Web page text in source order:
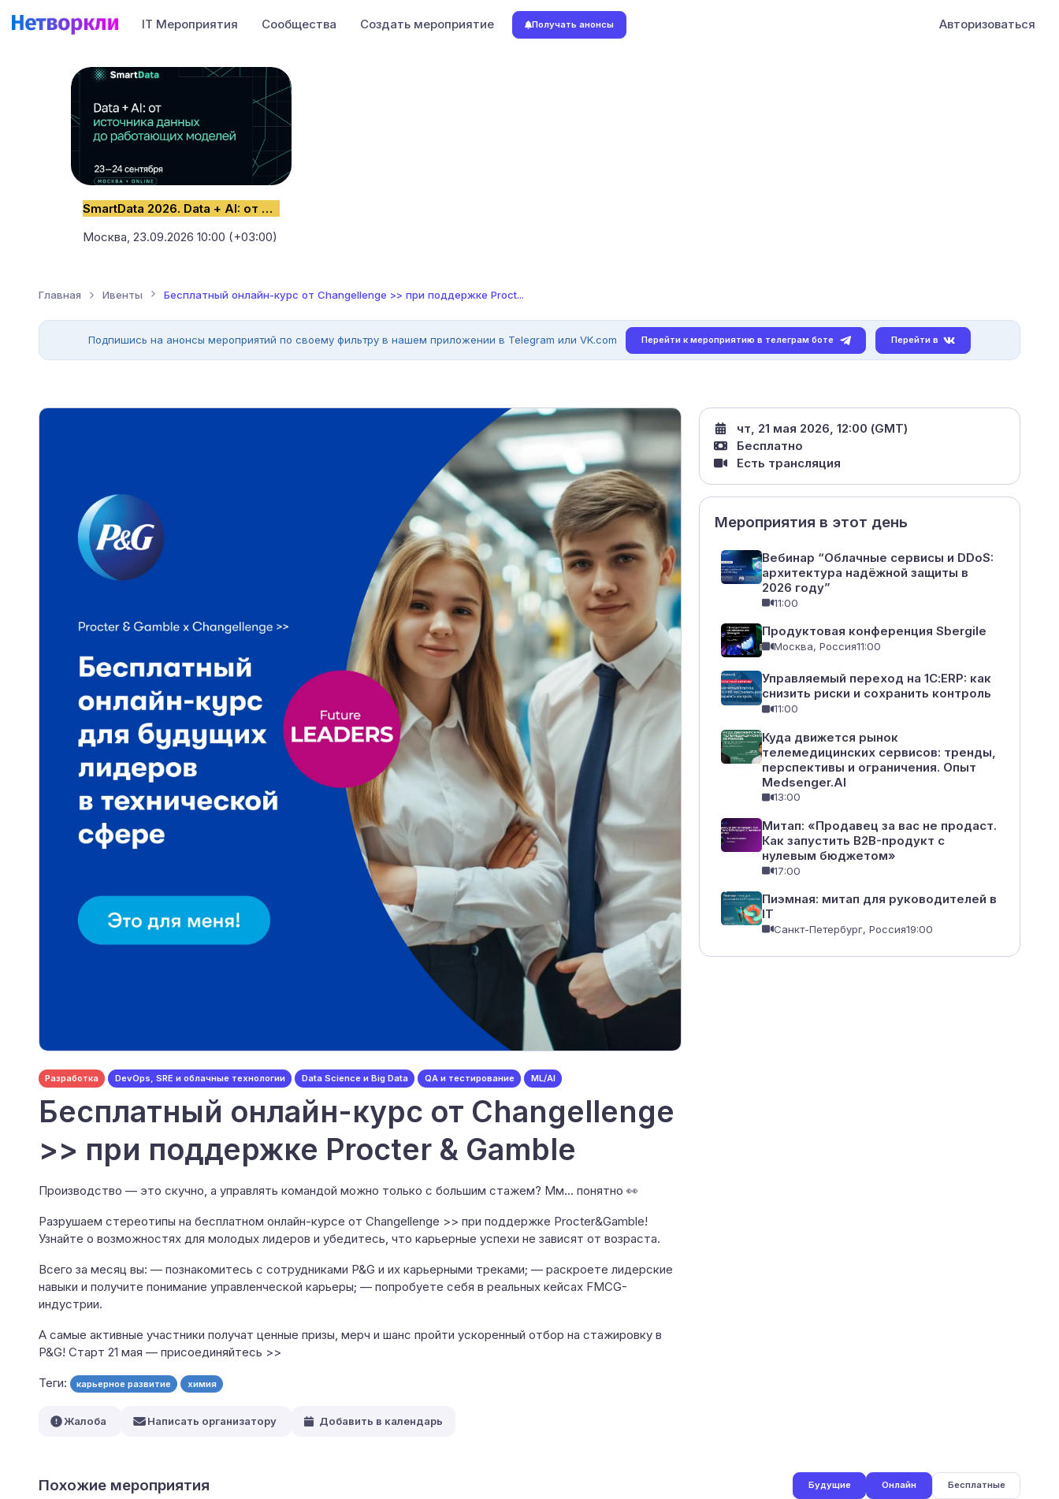
IT Мероприятия Сообщества Создать мероприятие Получать анонсы Авторизоваться
SmartData 2026. Data + AI: от источника данных до работающих моделей
Москва, 23.09.2026 10:00 (+03:00)
Главная Ивенты Бесплатный онлайн-курс от Changellenge >> при поддержке Proct...
Подпишись на анонсы мероприятий по своему фильтру в нашем приложении в Telegram или VK.com Перейти к мероприятию в телеграм боте Перейти в
Разработка DevOps, SRE и облачные технологии Data Science и Big Data QA и тестирование ML/AI
Бесплатный онлайн-курс от Changellenge
>> при поддержке Procter & Gamble
Производство — это скучно, а управлять командой можно только с большим стажем? Мм… понятно 👀
Разрушаем стереотипы на бесплатном онлайн-курсе от Changellenge >> при поддержке Procter&Gamble!
Узнайте о возможностях для молодых лидеров и убедитесь, что карьерные успехи не зависят от возраста.
Всего за месяц вы: — познакомитесь с сотрудниками P&G и их карьерными треками; — раскроете лидерские
навыки и получите понимание управленческой карьеры; — попробуете себя в реальных кейсах FMCG-
индустрии.
А самые активные участники получат ценные призы, мерч и шанс пройти ускоренный отбор на стажировку в
P&G! Старт 21 мая — присоединяйтесь >>
Теги: карьерное развитие химия
чт, 21 мая 2026, 12:00 (GMT)
Бесплатно
Есть трансляция
Мероприятия в этот день
Вебинар “Облачные сервисы и DDoS:
архитектура надёжной защиты в
2026 году”
11:00
Продуктовая конференция Sbergile
Москва, Россия11:00
Управляемый переход на 1С:ERP: как
снизить риски и сохранить контроль
11:00
Куда движется рынок
телемедицинских сервисов: тренды,
перспективы и ограничения. Опыт
Medsenger.AI
13:00
Митап: «Продавец за вас не продаст.
Как запустить B2B-продукт с
нулевым бюджетом»
17:00
Пиэмная: митап для руководителей в
IT
Санкт-Петербург, Россия19:00
Жалоба Написать организатору Добавить в календарь
Похожие мероприятия Будущие Онлайн Бесплатные